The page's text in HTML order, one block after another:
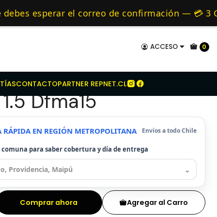
ACCESO 0
correo de confirmación — 💳 3
CONTACTOPARTNER REPNET.CL
de 24 hrs hábiles.
Kit Kit Embrague Para Dfm Ax30 1.5 Dfma15
Alternativos 🚚 Envíos diariamente a
Para Dfm
Dfma15
RÁPIDA EN REGIÓN METROPOLITANA Envíos a todo Chile
comuna para saber cobertura y día de entrega
⌄
Agregar al Carro
Comprar ahora